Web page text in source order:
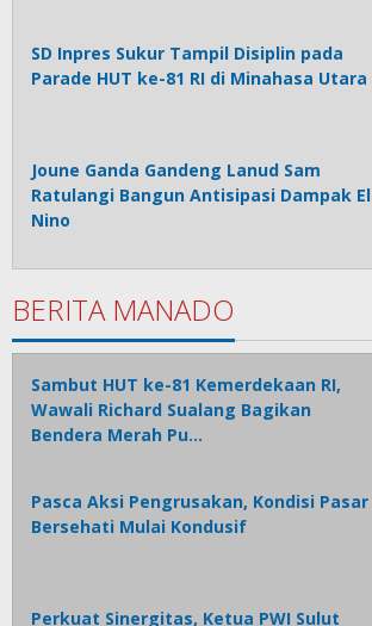
SD Inpres Sukur Tampil Disiplin pada
Parade HUT ke-81 RI di Minahasa Utara
Joune Ganda Gandeng Lanud Sam
Ratulangi Bangun Antisipasi Dampak El
Nino
BERITA MANADO
Sambut HUT ke-81 Kemerdekaan RI,
Wawali Richard Sualang Bagikan
Bendera Merah Pu…
Pasca Aksi Pengrusakan, Kondisi Pasar
Bersehati Mulai Kondusif
Perkuat Sinergitas, Ketua PWI Sulut